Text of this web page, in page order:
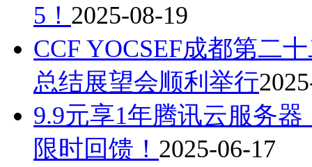
5！ 2025-08-19
CCF YOCSEF成都第二
总结展望会顺利举行
9.9元享1年腾讯云服务
限时回馈！ 2025-06-17